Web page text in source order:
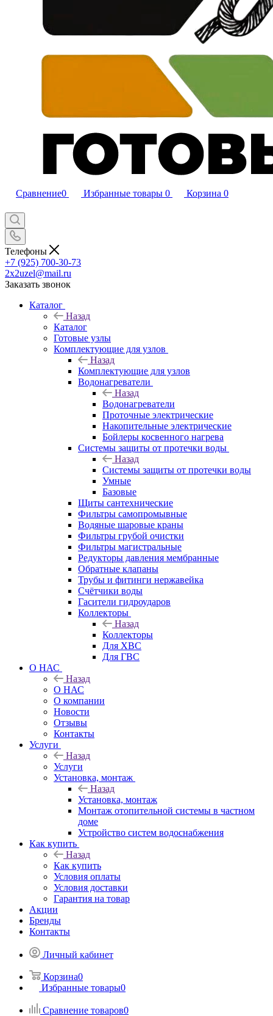
Сравнение0 Избранные товары 0 Корзина 0
Телефоны
+7 (925) 700-30-73
2x2uzel@mail.ru
Заказать звонок
Каталог
Назад
Каталог
Готовые узлы
Комплектующие для узлов
Назад
Комплектующие для узлов
Водонагреватели
Назад
Водонагреватели
Проточные электрические
Накопительные электрические
Бойлеры косвенного нагрева
Системы защиты от протечки воды
Назад
Системы защиты от протечки воды
Умные
Базовые
Щиты сантехнические
Фильтры самопромывные
Водяные шаровые краны
Фильтры грубой очистки
Фильтры магистральные
Редукторы давления мембранные
Обратные клапаны
Трубы и фитинги нержавейка
Счётчики воды
Гасители гидроударов
Коллекторы
Назад
Коллекторы
Для ХВС
Для ГВС
О НАС
Назад
О НАС
О компании
Новости
Отзывы
Контакты
Услуги
Назад
Услуги
Установка, монтаж
Назад
Установка, монтаж
Монтаж отопительной системы в частном
доме
Устройство систем водоснабжения
Как купить
Назад
Как купить
Условия оплаты
Условия доставки
Гарантия на товар
Акции
Бренды
Контакты
Личный кабинет
Корзина0
Избранные товары0
Сравнение товаров0